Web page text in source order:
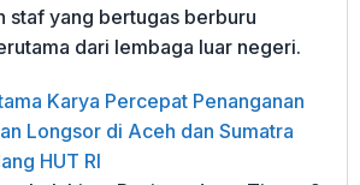
staf yang bertugas berburu
dari lembaga luar negeri.
Karya Percepat Penanganan
Longsor di Aceh dan Sumatra
HUT RI